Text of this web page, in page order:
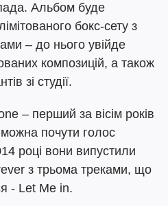
Альбом буде
бокс-сету з
– до нього увійде
композицій, а також
зі студії.
– перший за вісім років
почути голос
році вони випустили
з трьома треками, що
- Let Me in.